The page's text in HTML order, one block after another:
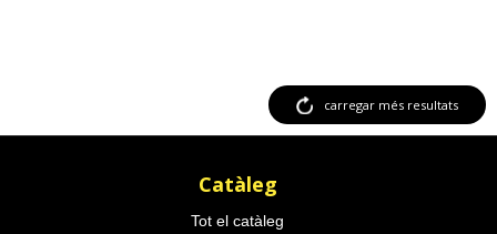
carregar més resultats
Catàleg
Tot el catàleg